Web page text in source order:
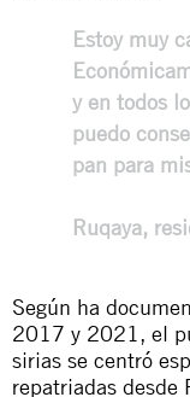
Estoy muy
y en todos
puedo
pan para
Ruqaya,
Según ha
2017 y 2021, el
sirias se centró
repatriadas desde